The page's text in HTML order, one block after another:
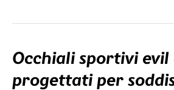
Occhiali sportivi evil
progettati per